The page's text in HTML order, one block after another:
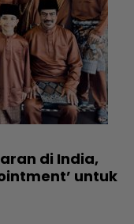
di India,
untuk